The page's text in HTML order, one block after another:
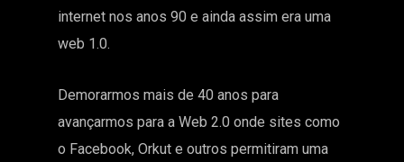
internet nos anos 90 e ainda assim era uma
web 1.0.
Demorarmos mais de 40 anos para
avançarmos para a Web 2.0 onde sites como
o Facebook, Orkut e outros permitiram uma